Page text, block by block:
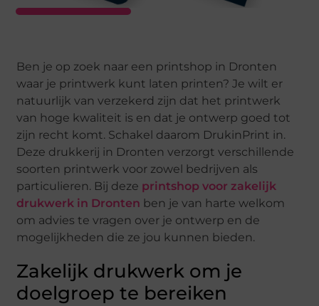
Ben je op zoek naar een printshop in Dronten
waar je printwerk kunt laten printen? Je wilt er
natuurlijk van verzekerd zijn dat het printwerk
van hoge kwaliteit is en dat je ontwerp goed tot
zijn recht komt. Schakel daarom DrukinPrint in.
Deze drukkerij in Dronten verzorgt verschillende
soorten printwerk voor zowel bedrijven als
particulieren. Bij deze printshop voor zakelijk
drukwerk in Dronten ben je van harte welkom
om advies te vragen over je ontwerp en de
mogelijkheden die ze jou kunnen bieden.
Zakelijk drukwerk om je
doelgroep te bereiken